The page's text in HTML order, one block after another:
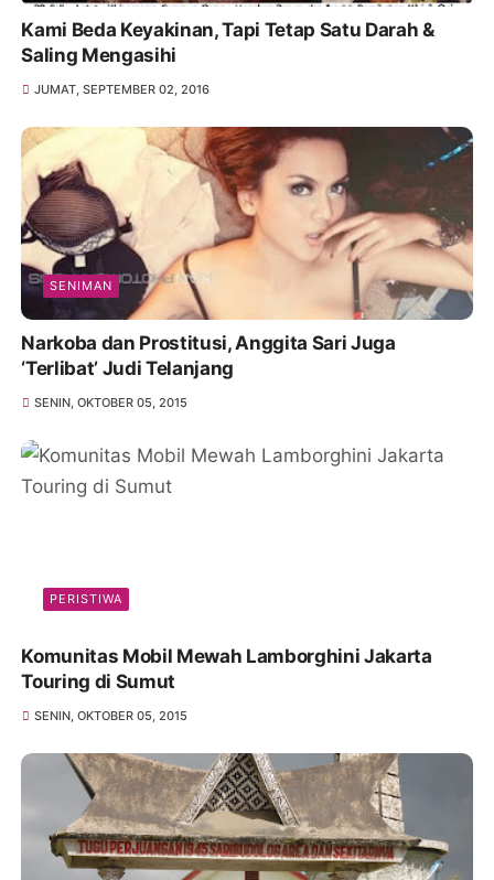
Kami Beda Keyakinan, Tapi Tetap Satu Darah &
Saling Mengasihi
JUMAT, SEPTEMBER 02, 2016
SENIMAN
Narkoba dan Prostitusi, Anggita Sari Juga
‘Terlibat’ Judi Telanjang
SENIN, OKTOBER 05, 2015
PERISTIWA
Komunitas Mobil Mewah Lamborghini Jakarta
Touring di Sumut
SENIN, OKTOBER 05, 2015